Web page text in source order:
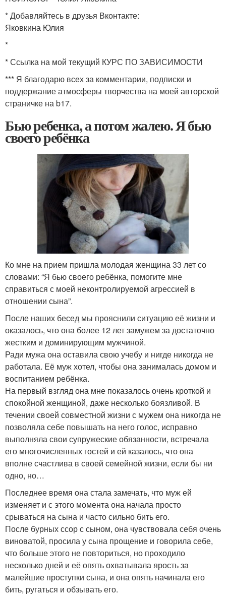
* Добавляйтесь в друзья Вконтакте:
Яковкина Юлия
*
* Ссылка на мой текущий КУРС ПО ЗАВИСИМОСТИ
*** Я благодарю всех за комментарии, подписки и
поддержание атмосферы творчества на моей авторской
страничке на b17.
Бью ребенка, а потом жалею. Я бью
своего ребёнка
Ко мне на прием пришла молодая женщина 33 лет со
словами: “Я бью своего ребёнка, помогите мне
справиться с моей неконтролируемой агрессией в
отношении сына”.
После наших бесед мы прояснили ситуацию её жизни и
оказалось, что она более 12 лет замужем за достаточно
жестким и доминирующим мужчиной.
Ради мужа она оставила свою учебу и нигде никогда не
работала. Её муж хотел, чтобы она занималась домом и
воспитанием ребёнка.
На первый взгляд она мне показалось очень кроткой и
спокойной женщиной, даже несколько боязливой. В
течении своей совместной жизни с мужем она никогда не
позволяла себе повышать на него голос, исправно
выполняла свои супружеские обязанности, встречала
его многочисленных гостей и ей казалось, что она
вполне счастлива в своей семейной жизни, если бы ни
одно, но…
Последнее время она стала замечать, что муж ей
изменяет и с этого момента она начала просто
срываться на сына и часто сильно бить его.
После бурных ссор с сыном, она чувствовала себя очень
виноватой, просила у сына прощение и говорила себе,
что больше этого не повториться, но проходило
несколько дней и её опять охватывала ярость за
малейшие проступки сына, и она опять начинала его
бить, ругаться и обзывать его.